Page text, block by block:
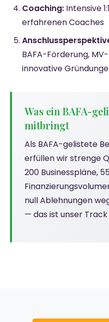
Coaching: Intensive
erfahrenen Coaches
BAFA-Förderung,
innovative
Was ein BAFA-
mitbringt
Als BAFA-gelistete
erfüllen wir strenge
200 Businesspläne,
null Ablehnungen
— das ist unser Track